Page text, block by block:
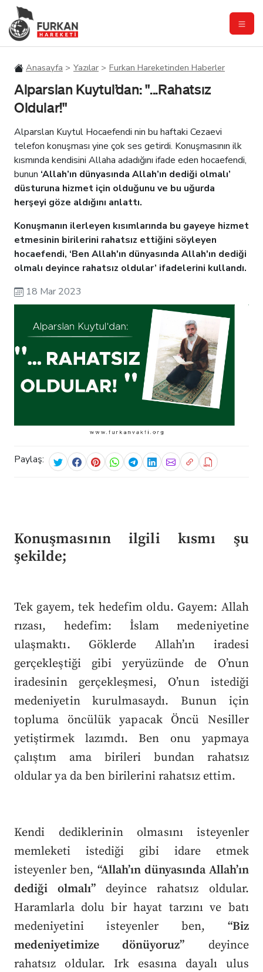
Anasayfa Yazılar Furkan Hareketinden Haberler
Alparslan Kuytul’dan: "...Rahatsız
Oldular!"
Alparslan Kuytul Hocaefendi nin bu haftaki Cezaevi
telefon konuşması yine çok ses getirdi. Konuşmasının ilk
kısmında kendisini Allaha adadığını ifade eden hocaefendi,
bunun ‘Allah’ın dünyasında Allah’ın dediği olmalı’
düsturuna hizmet için olduğunu ve bu uğurda
herşeyi göze aldığını anlattı.
Konuşmanın ilerleyen kısımlarında bu gayeye hizmet
etmesinin birilerini rahatsız ettiğini söyleyen
hocaefendi, ‘Ben Allah'ın dünyasında Allah'ın dediği
olmalı deyince rahatsız oldular’ ifadelerini kullandı.
18 Mar 2023
Paylaş:
Konuşmasının ilgili kısmı şu
şekilde;
Tek gayem, tek hedefim oldu. Gayem: Allah
rızası, hedefim: İslam medeniyetine
ulaşmaktı. Göklerde Allah’ın iradesi
gerçekleştiği gibi yeryüzünde de O’nun
iradesinin gerçekleşmesi, O’nun istediği
medeniyetin kurulmasaydı. Bunun için
topluma öncülük yapacak Öncü Nesiller
yetiştirmek lazımdı. Ben onu yapmaya
çalıştım ama birileri bundan rahatsız
oldular ya da ben birilerini rahatsız ettim.
Kendi dediklerinin olmasını isteyenler
memleketi istediği gibi idare etmek
isteyenler ben, “Allah’ın dünyasında Allah’ın
dediği olmalı” deyince rahatsız oldular.
Haramlarla dolu bir hayat tarzını ve batı
medeniyetini isteyenler ben, “Biz
medeniyetimize dönüyoruz” deyince
rahatsız oldular. Irk esasına dayalı ulus